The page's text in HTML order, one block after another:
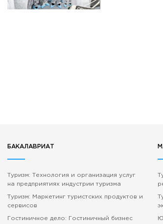
БАКАЛАВРИАТ
Туризм: Технология и организация услуг
на предприятиях индустрии туризма
Туризм: Маркетинг туристских продуктов и
сервисов
Гостиничное дело: Гостиничный бизнес